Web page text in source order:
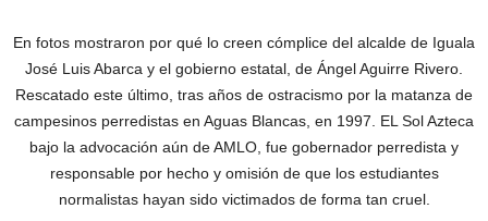
En fotos mostraron por qué lo creen cómplice del alcalde de Iguala
José Luis Abarca y el gobierno estatal, de Ángel Aguirre Rivero.
Rescatado este último, tras años de ostracismo por la matanza de
campesinos perredistas en Aguas Blancas, en 1997. EL Sol Azteca
bajo la advocación aún de AMLO, fue gobernador perredista y
responsable por hecho y omisión de que los estudiantes
normalistas hayan sido victimados de forma tan cruel.